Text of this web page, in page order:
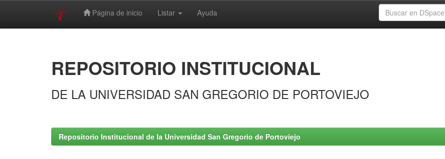
Página de inicio Listar Ayuda
REPOSITORIO INSTITUCIONAL
DE LA UNIVERSIDAD SAN GREGORIO DE PORTOVIEJO
Repositorio Institucional de la Universidad San Gregorio de Portoviejo